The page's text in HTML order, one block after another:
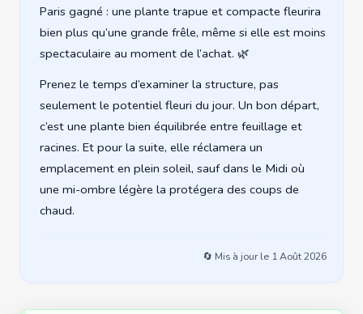
Paris gagné : une plante trapue et compacte fleurira
bien plus qu’une grande frêle, même si elle est moins
spectaculaire au moment de l’achat. 🌿
Prenez le temps d’examiner la structure, pas
seulement le potentiel fleuri du jour. Un bon départ,
c’est une plante bien équilibrée entre feuillage et
racines. Et pour la suite, elle réclamera un
emplacement en plein soleil, sauf dans le Midi où
une mi-ombre légère la protégera des coups de
chaud.
🔄 Mis à jour le 1 Août 2026